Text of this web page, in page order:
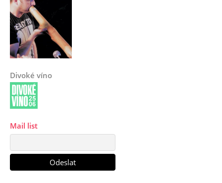
Divoké víno
Mail list